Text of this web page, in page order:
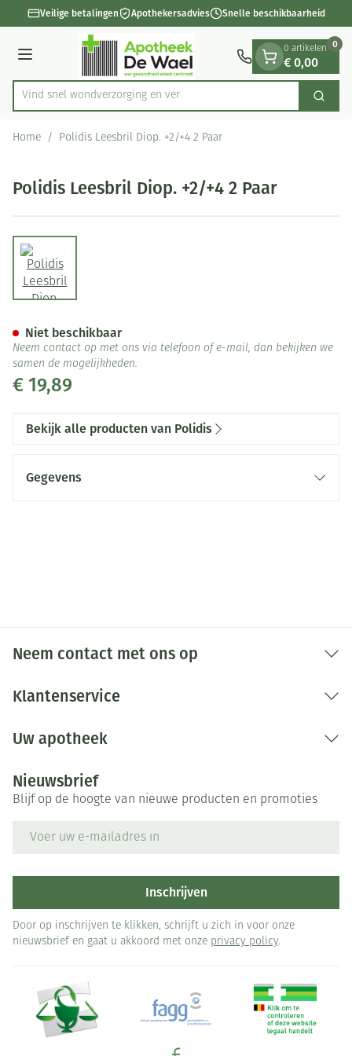
Ga naar de inhoud
1 van 1Veilige betalingen Apothekersadvies Snelle beschikbaarheid
Menu
Product, merk, categorie...
Vind snel wondverzorging en Zoek
0 artikelen
€ 0,00
0
Home / Polidis Leesbril Diop. +2/+4 2 Paar
Polidis Leesbril Diop. +2/+4 2 Paar
€ 19,89
Niet beschikbaar
Neem contact op met ons via telefoon of e-mail, dan bekijken we
samen de mogelijkheden.
Bekijk alle producten van Polidis
Gegevens
Neem contact met ons op
Klantenservice
Uw apotheek
Nieuwsbrief
Blijf op de hoogte van nieuwe producten en promoties
Inschrijven
Door op inschrijven te klikken, schrijft u zich in voor onze
nieuwsbrief en gaat u akkoord met onze privacy policy.